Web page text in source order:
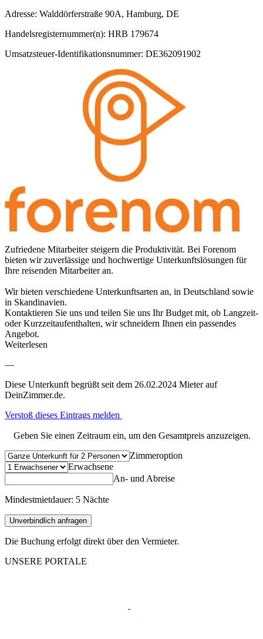
Adresse: Walddörferstraße 90A, Hamburg, DE
Handelsregisternummer(n): HRB 179674
Umsatzsteuer-Identifikationsnummer: DE362091902
Zufriedene Mitarbeiter steigern die Produktivität. Bei Forenom
bieten wir zuverlässige und hochwertige Unterkunftslösungen für
Ihre reisenden Mitarbeiter an.
Wir bieten verschiedene Unterkunftsarten an, in Deutschland sowie
in Skandinavien.
Kontaktieren Sie uns und teilen Sie uns Ihr Budget mit, ob Langzeit-
oder Kurzzeitaufenthalten, wir schneidern Ihnen ein passendes
Angebot.
Weiterlesen
—
Diese Unterkunft begrüßt seit dem 26.02.2024 Mieter auf
DeinZimmer.de.
Verstoß dieses Eintrags melden
Geben Sie einen Zeitraum ein, um den Gesamtpreis anzuzeigen.
Zimmeroption
Erwachsene
An- und Abreise
Mindestmietdauer: 5 Nächte
Unverbindlich anfragen
Die Buchung erfolgt direkt über den Vermieter.
UNSERE PORTALE